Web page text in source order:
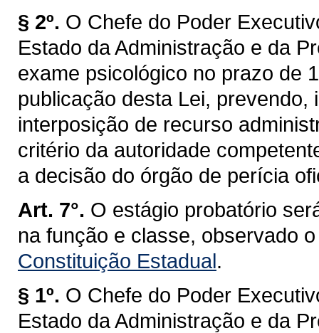
§ 2º. O Chefe do Poder
Estado da Administração e da
exame psicológico no prazo de
publicação desta Lei, prevendo,
interposição de recurso
critério da autoridade
a decisão do órgão de perícia
Art. 7°. O estágio probatório
na função e classe, observado
Constituição Estadual.
§ 1º. O Chefe do Poder
Estado da Administração e da